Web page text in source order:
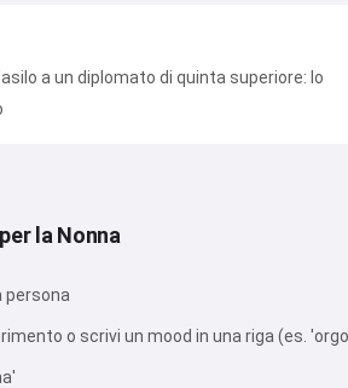
a un diplomato di quinta superiore: lo
la Nonna
persona
o scrivi un mood in una riga (es.